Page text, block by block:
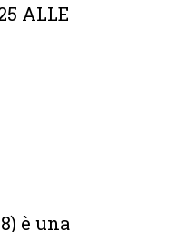
ALLE
è una